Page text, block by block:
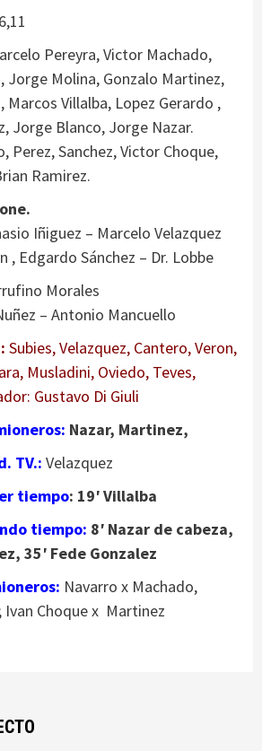
Pereyra, Victor Machado,
Jorge Molina, Gonzalo Martinez,
Marcos Villalba, Lopez Gerardo ,
Jorge Blanco, Jorge Nazar.
Perez, Sanchez, Victor Choque,
Ramirez.
Iñiguez – Marcelo Velazquez
, Edgardo Sánchez – Dr. Lobbe
Morales
– Antonio Mancuello
Subies, Velazquez, Cantero, Veron,
Musladini, Oviedo, Teves,
Gustavo Di Giuli
Nazar, Martinez,
TV.: Velazquez
tiempo: 19′ Villalba
tiempo: 8′ Nazar de cabeza,
35′ Fede Gonzalez
Navarro x Machado,
Ivan Choque x Martinez